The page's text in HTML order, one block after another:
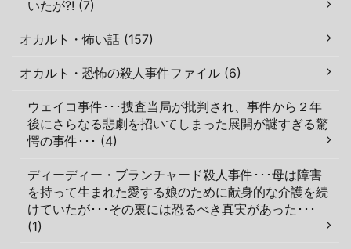
いたが?! (7)
オカルト・怖い話 (157)
オカルト・恐怖の殺人事件ファイル (6)
ウェイコ事件･･･捜査当局が批判され、事件から２年
後にさらなる悲劇を招いてしまった展開が謎すぎる驚
愕の事件･･･ (4)
ディーディー・ブランチャード殺人事件･･･母は障害
を持って生まれた愛する娘のために献身的な介護を続
けていたが･･･その裏には恐るべき真実があった･･･
(1)